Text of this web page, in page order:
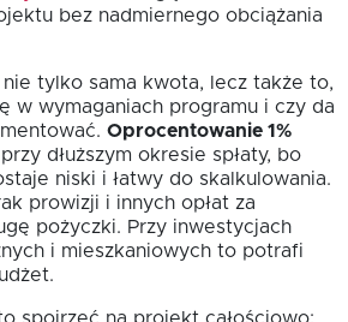
bez nadmiernego obciążania
tylko sama kwota, lecz także to,
w wymaganiach programu i czy da
Oprocentowanie 1%
dłuższym okresie spłaty, bo
niski i łatwy do skalkulowania.
prowizji i innych opłat za
pożyczki. Przy inwestycjach
i mieszkaniowych to potrafi